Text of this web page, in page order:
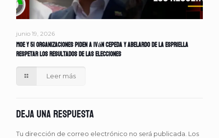
junio 19, 2026
MOE y 51 organizaciones piden a Iván Cepeda y Abelardo de la Espriella
respetar los resultados de las elecciones
Leer más
Deja una respuesta
Tu dirección de correo electrónico no será publicada. Los